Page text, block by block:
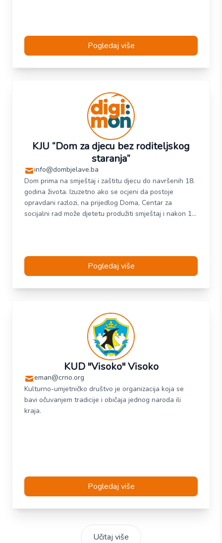
Pogledaj više
KJU “Dom za djecu bez roditeljskog
staranja”
info@dombjelave.ba
Dom prima na smještaj i zaštitu djecu do navršenih 18.
godina života. Izuzetno ako se ocjeni da postoje
opravdani razlozi, na prijedlog Doma, Centar za
socijalni rad može djetetu produžiti smještaj i nakon 18.
obrazovanja štićenika u sklopu djelatnosti Doma. naša
misija je smanjiti dužinu boravka djece u instituciji kroz
usluge naše ustanove a vizija je posvetiti naše
iskustvo zadovoljavanju potreba korisnika i održati
socijalnih usluga u najboljem interesu djeteta.
Pogledaj više
KUD "Visoko" Visoko
eman@crno.org
Kulturno-umjetničko društvo je organizacija koja se
bavi očuvanjem tradicije i običaja jednog naroda ili
kraja.
Pogledaj više
Učitaj više